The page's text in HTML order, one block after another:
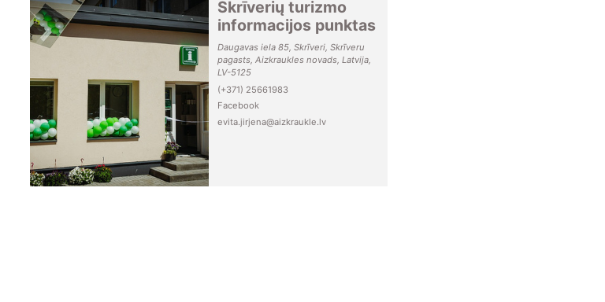
Skrīverių turizmo
informacijos punktas
Daugavas iela 85, Skrīveri, Skrīveru
pagasts, Aizkraukles novads, Latvija,
LV-5125
(+371) 25661983
Facebook
evita.jirjena@aizkraukle.lv